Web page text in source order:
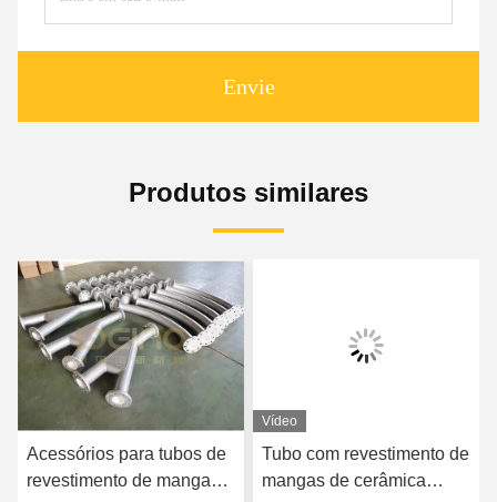
Envie
Produtos similares
Acessórios para tubos de
revestimento de mangas
Vídeo
Tubo com revestimento de
mangas de cerâmica